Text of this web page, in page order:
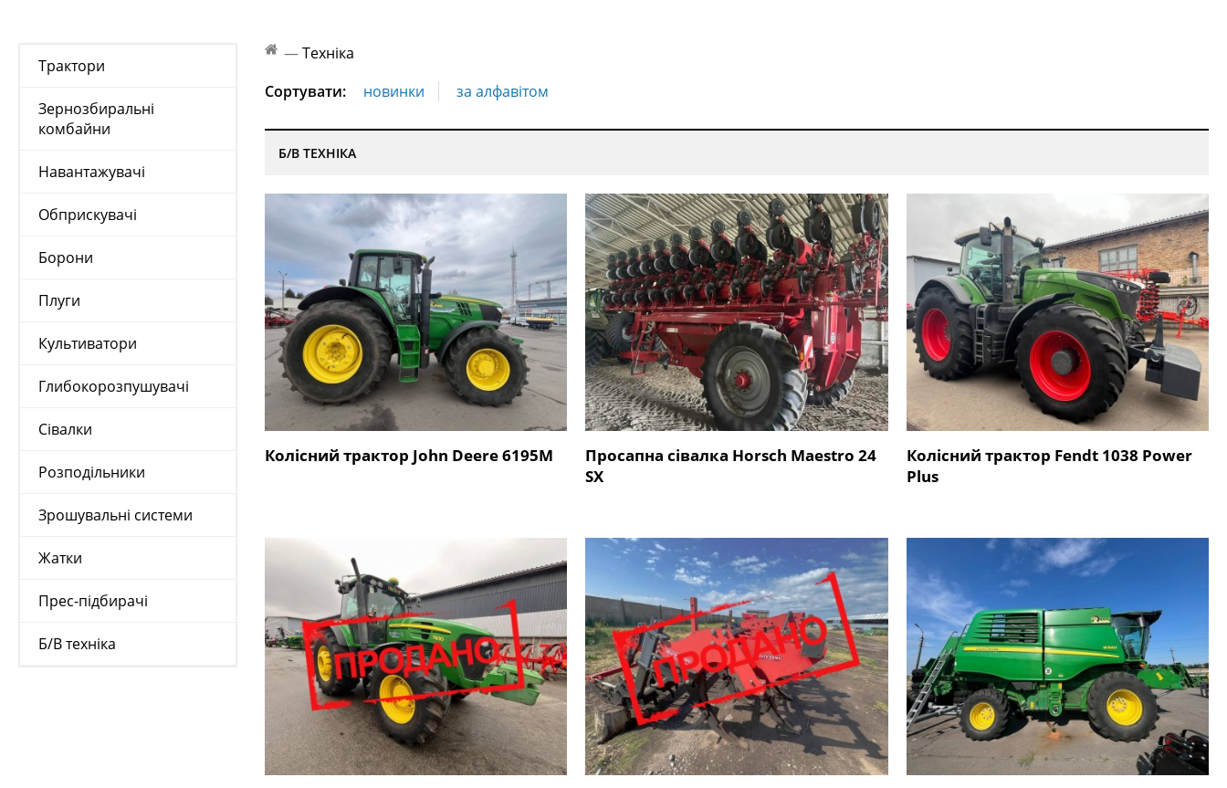
Трактори
Зернозбиральні
комбайни
Навантажувачі
Обприскувачі
Борони
Плуги
Культиватори
Глибокорозпушувачі
Сівалки
Розподільники
Зрошувальні системи
Жатки
Прес-підбирачі
Б/В техніка
—Техніка
Сортувати:
новинки за алфавітом
Б/В ТЕХНІКА
Колісний трактор John Deere 6195М
Просапна сівалка Horsch Maestro 24
SX
Колісний трактор Fendt 1038 Power
Plus